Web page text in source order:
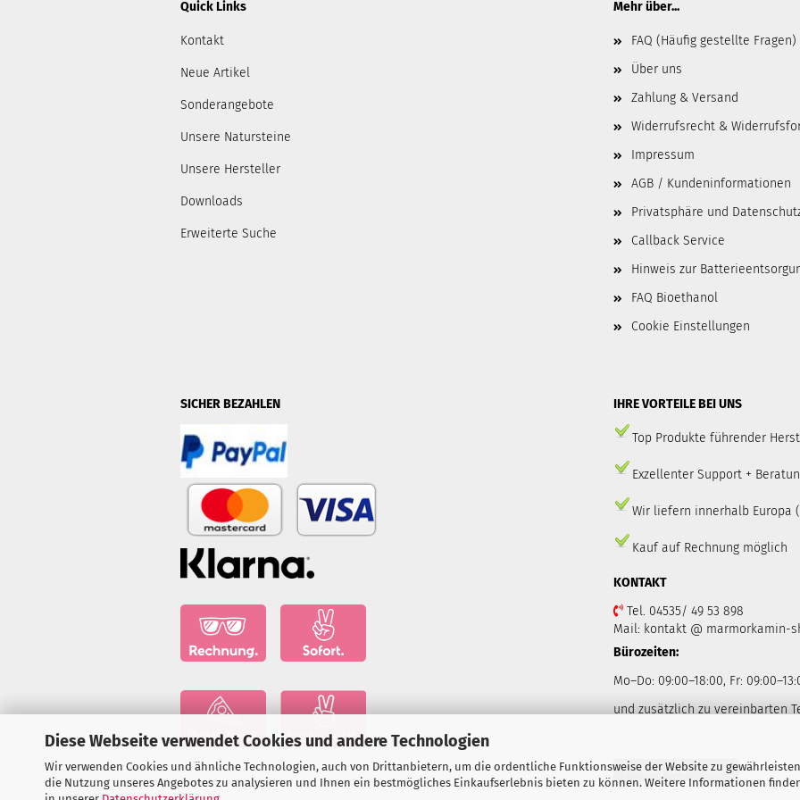
Diese Webseite verwendet Cookies und andere Technologien
Wir verwenden Cookies und ähnliche Technologien, auch von Drittanbietern, um die ordentliche Funktionsweise der Website zu
die Nutzung unseres Angebotes zu analysieren und Ihnen ein bestmögliches Einkaufserlebnis bieten zu können. Weitere Informationen
Quick Links
Kontakt
Neue Artikel
Sonderangebote
Unsere Natursteine
Unsere Hersteller
Downloads
Erweiterte Suche
Mehr über...
FAQ (Häufig gestellte Fragen)
Über uns
Zahlung & Versand
Widerrufsrecht &
Impressum
AGB / Kundeninformationen
Privatsphäre und
Callback Service
Hinweis zur
FAQ Bioethanol
Cookie Einstellungen
SICHER BEZAHLEN IHRE VORTEILE BEI UNS
Top Produkte führender
Exzellenter Support +
Wir liefern innerhalb Europa
Kauf auf Rechnung möglich
KONTAKT
Tel. 04535/ 49 53 898
Mail: kontakt @ marmorkamin-
Bürozeiten:
Mo–Do: 09:00–18:00, Fr:
und zusätzlich zu vereinbarten
Vertrag widerrufen